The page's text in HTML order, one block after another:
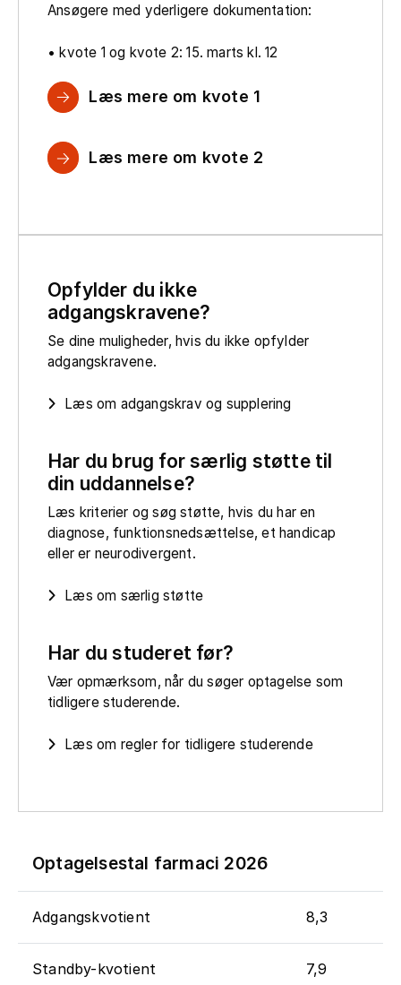
Ansøgere med yderligere dokumentation:
• kvote 1 og kvote 2: 15. marts kl. 12
Læs mere om kvote 1
Læs mere om kvote 2
Opfylder du ikke
adgangskravene?
Se dine muligheder, hvis du ikke opfylder
adgangskravene.
Læs om adgangskrav og supplering
Har du brug for særlig støtte til
din uddannelse?
Læs kriterier og søg støtte, hvis du har en
diagnose, funktionsnedsættelse, et handicap
eller er neurodivergent.
Læs om særlig støtte
Har du studeret før?
Vær opmærksom, når du søger optagelse som
tidligere studerende.
Læs om regler for tidligere studerende
Optagelsestal farmaci 2026
Adgangskvotient 8,3
Standby-kvotient 7,9